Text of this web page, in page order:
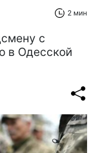
2 мин
с
в Одесской